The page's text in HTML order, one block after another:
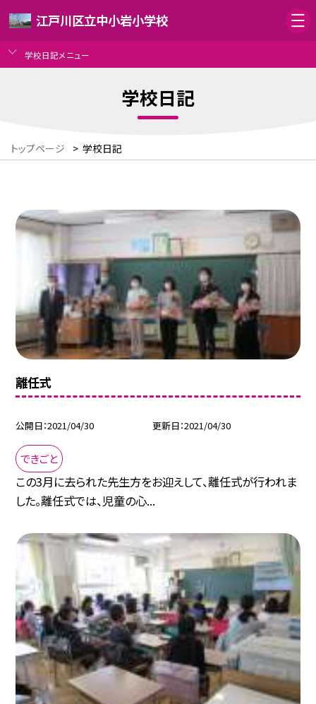
江戸川区立中小岩小学校
学校日記メニュー
学校日記
トップページ > 学校日記
離任式
公開日 2021/04/30 更新日 2021/04/30
できごと
この3月に去られた先生方をお迎えして、離任式が行われま
した。離任式では、児童の心...